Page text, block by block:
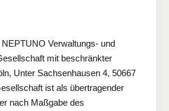
Verwaltungs- und
mit beschränkter
Unter Sachsenhausen 4, 50667
ist als übertragender
nach Maßgabe des